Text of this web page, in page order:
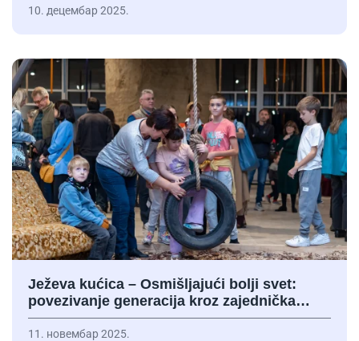
10. децембар 2025.
Ježeva kućica – Osmišljajući bolji svet:
povezivanje generacija kroz zajednička…
11. новембар 2025.